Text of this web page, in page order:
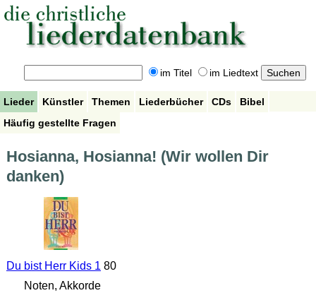
im Titel im Liedtext
Lieder Künstler Themen Liederbücher CDs
Bibel
Häufig gestellte Fragen
Hosianna, Hosianna! (Wir wollen Dir
danken)
Du bist Herr Kids 1 80
Noten, Akkorde